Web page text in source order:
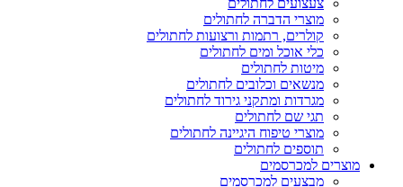
צעצועים לחתולים
מוצרי הדברה לחתולים
קולרים, רתמות ורצועות לחתולים
כלי אוכל ומים לחתולים
מיטות לחתולים
מנשאים וכלובים לחתולים
מגרדות ומתקני גירוד לחתולים
תגי שם לחתולים
מוצרי טיפוח היגיינה לחתולים
תוספים לחתולים
מוצרים למכרסמים
מבצעים למכרסמים